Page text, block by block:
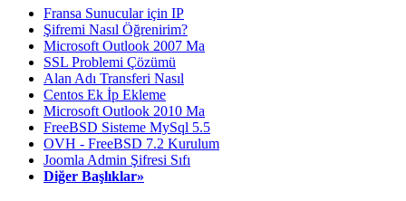
Fransa Sunucular için IP
Şifremi Nasıl Öğrenirim?
Microsoft Outlook 2007 Ma
SSL Problemi Çözümü
Alan Adı Transferi Nasıl
Centos Ek İp Ekleme
Microsoft Outlook 2010 Ma
FreeBSD Sisteme MySql 5.5
OVH - FreeBSD 7.2 Kurulum
Joomla Admin Şifresi Sıfı
Diğer Başlıklar»